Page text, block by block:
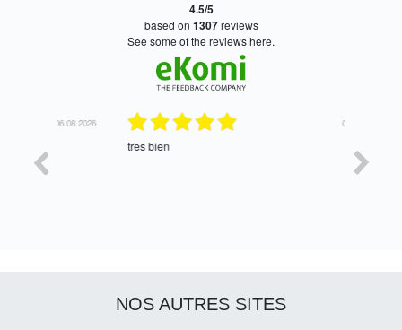
4.5/5
based on 1307reviews
see some of the reviews here.
NOS AUTRES SITES